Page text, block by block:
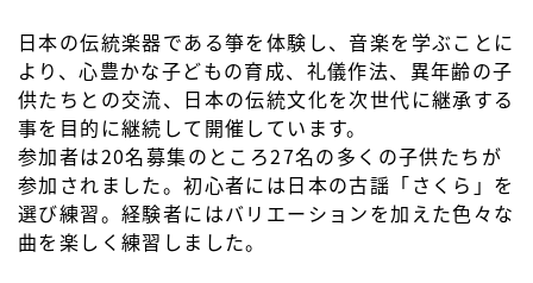
日本の伝統楽器である箏を体験し、音楽を学ぶことに
より、心豊かな子どもの育成、礼儀作法、異年齢の子
供たちとの交流、日本の伝統文化を次世代に継承する
事を目的に継続して開催しています。
参加者は20名募集のところ27名の多くの子供たちが
参加されました。初心者には日本の古謡「さくら」を
選び練習。経験者にはバリエーションを加えた色々な
曲を楽しく練習しました。